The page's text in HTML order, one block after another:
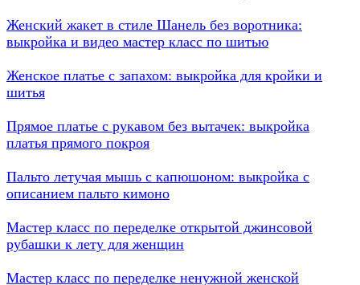
Женский жакет в стиле Шанель без воротника:
выкройка и видео мастер класс по шитью
Женское платье с запахом: выкройка для кройки и
шитья
Прямое платье с рукавом без вытачек: выкройка
платья прямого покроя
Пальто летучая мышь с капюшоном: выкройка с
описанием пальто кимоно
Мастер класс по переделке открытой джинсовой
рубашки к лету для женщин
Мастер класс по переделке ненужной женской